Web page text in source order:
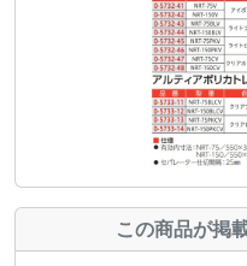
この商品が掲